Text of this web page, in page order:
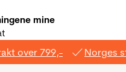
mine
over 799,- Norges